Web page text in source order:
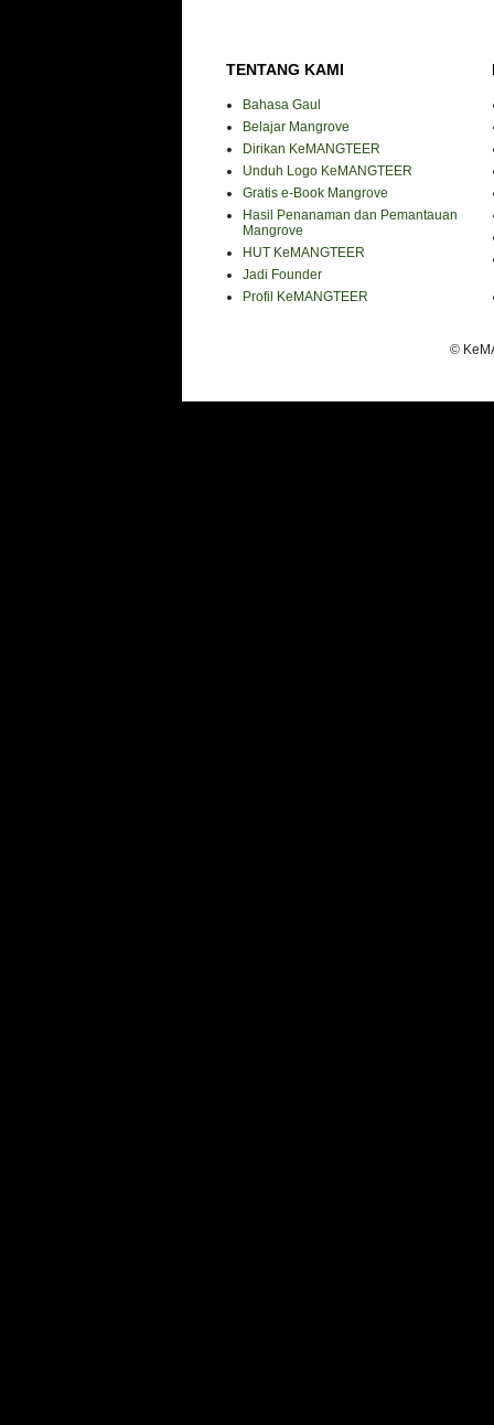
TENTANG KAMI
Bahasa Gaul
Belajar Mangrove
Dirikan KeMANGTEER
Unduh Logo KeMANGTEER
Gratis e-Book Mangrove
Hasil Penanaman dan Pemantauan
Mangrove
HUT KeMANGTEER
Jadi Founder
Profil KeMANGTEER
©